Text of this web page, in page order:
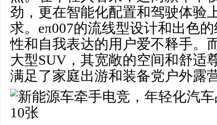
劲，更在智能化配置和驾驶体验
求。eπ007的流线型设计和出色
性和自我表达的用户爱不释手。
大型SUV，其宽敞的空间和舒适
满足了家庭出游和装备党户外露